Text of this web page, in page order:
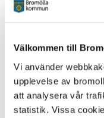
Välkommen till
Vi använder
upplevelse av
att analysera vår
statistik. Vissa
Kontakt
Sara Widesjö
Turismstrateg
0456-82 22 51
(SMS0709-17 12